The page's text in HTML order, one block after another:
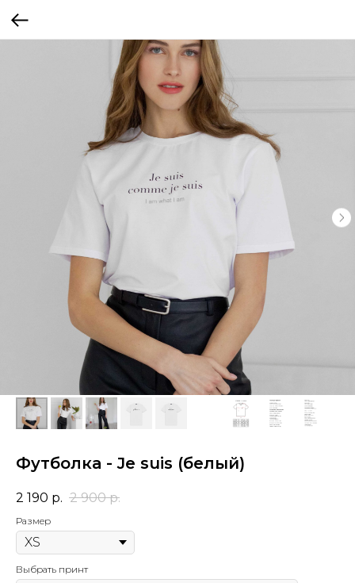
Футболка - Je suis (белый)
2 190 р. 2 900 р.
Размер
Выбрать принт